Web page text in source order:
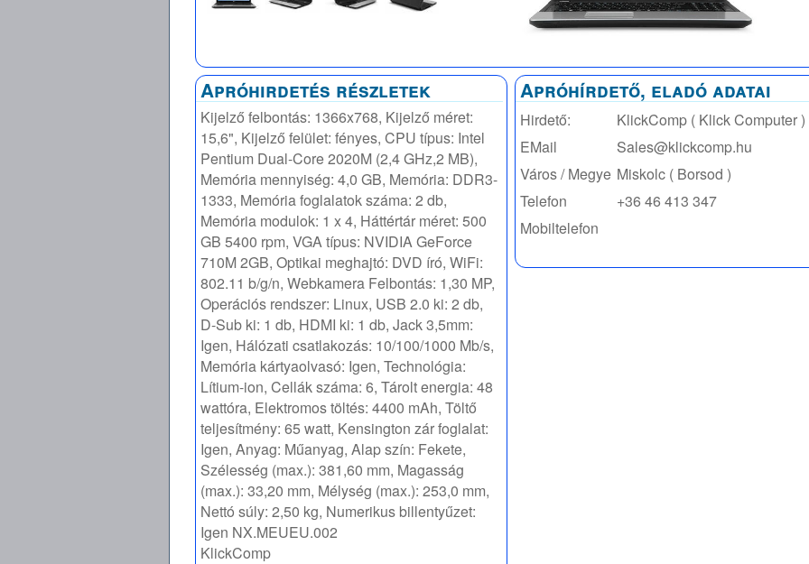
Apróhirdetés részletek
Kijelző felbontás: 1366x768, Kijelző méret:
15,6", Kijelző felület: fényes, CPU típus: Intel
Pentium Dual-Core 2020M (2,4 GHz,2 MB),
Memória mennyiség: 4,0 GB, Memória: DDR3-
1333, Memória foglalatok száma: 2 db,
Memória modulok: 1 x 4, Háttértár méret: 500
GB 5400 rpm, VGA típus: NVIDIA GeForce
710M 2GB, Optikai meghajtó: DVD író, WiFi:
802.11 b/g/n, Webkamera Felbontás: 1,30 MP,
Operációs rendszer: Linux, USB 2.0 ki: 2 db,
D-Sub ki: 1 db, HDMI ki: 1 db, Jack 3,5mm:
Igen, Hálózati csatlakozás: 10/100/1000 Mb/s,
Memória kártyaolvasó: Igen, Technológia:
Lítium-ion, Cellák száma: 6, Tárolt energia: 48
wattóra, Elektromos töltés: 4400 mAh, Töltő
teljesítmény: 65 watt, Kensington zár foglalat:
Igen, Anyag: Műanyag, Alap szín: Fekete,
Szélesség (max.): 381,60 mm, Magasság
(max.): 33,20 mm, Mélység (max.): 253,0 mm,
Nettó súly: 2,50 kg, Numerikus billentyűzet:
Igen NX.MEUEU.002
KlickComp
Apróhírdető, eladó adatai
Hirdető:
KlickComp ( Klick Computer )
EMail
Sales@klickcomp.hu
Város / Megye Miskolc ( Borsod )
Telefon
+36 46 413 347
Mobiltelefon